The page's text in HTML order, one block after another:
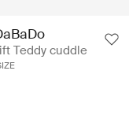
Teddy cuddle